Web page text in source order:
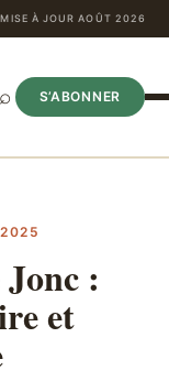
MISE À JOUR AOÛT 2026
⌕ S’ABONNER
:
et